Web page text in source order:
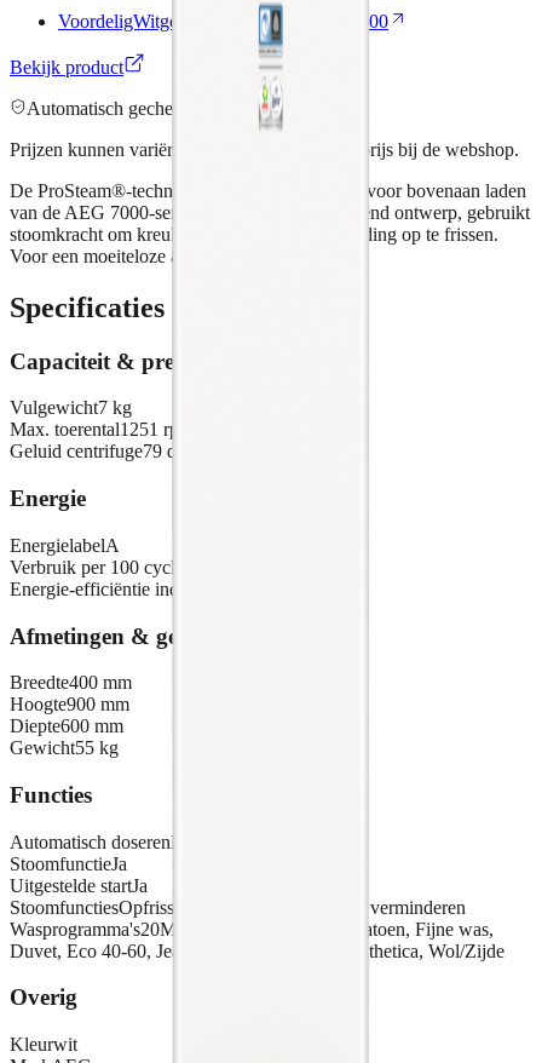
VoordeligWitgoed Enige aanbieder € 579,00
Bekijk product
Automatisch gecheckt ·
retailer
Prijzen kunnen variëren. Klik voor de actuele prijs bij de webshop.
De ProSteam®-technologie in de wasmachine voor bovenaan laden
van de AEG 7000-serie, met een ruimtebesparend ontwerp, gebruikt
stoomkracht om kreuken te verwijderen en kleding op te frissen.
Voor een moeiteloze afwerking, dag na dag.
Specificaties
Capaciteit & prestaties
Vulgewicht7 kg
Max. toerental1251 rpm
Geluid centrifuge79 dB
Energie
EnergielabelA
Verbruik per 100 cycli
Energie-efficiëntie index
Afmetingen & gewicht
Breedte400 mm
Hoogte900 mm
Diepte600 mm
Gewicht55 kg
Functies
Automatisch doserenNee
StoomfunctieJa
Uitgestelde startJa
StoomfunctiesOpfrissen met stoom, Strijkwerk verminderen
Wasprogramma's20Min 3Kg, Anti-Allergie, Katoen, Fijne was,
Duvet, Eco 40-60, Jeans, Outdoor, Stoom, Synthetica, Wol/Zijde
Overig
Kleurwit